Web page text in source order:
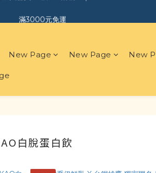
滿3000元免運
New Page New Page New
白脫蛋白飲